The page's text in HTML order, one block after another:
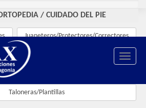
Toggle
/ CUIDADO DEL PIE
Juaneteros/Protectores/Correctores
Taloneras/Plantillas